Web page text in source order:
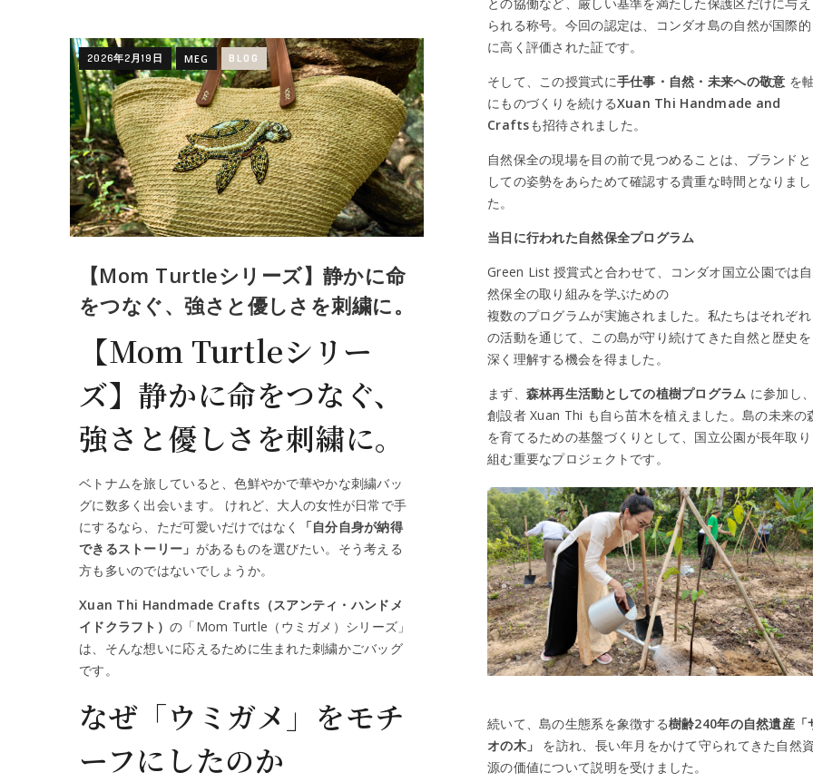
られる称号。今回の認定は、コンダオ島の自然が国際的
に高く評価された証です。
そして、この授賞式に手仕事・自然・未来への敬意 を軸
にものづくりを続けるXuan Thi Handmade and
Craftsも招待されました。
自然保全の現場を目の前で見つめることは、ブランドと
しての姿勢をあらためて確認する貴重な時間となりまし
た。
当日に行われた自然保全プログラム
Green List 授賞式と合わせて、コンダオ国立公園では自
然保全の取り組みを学ぶための
複数のプログラムが実施されました。私たちはそれぞれ
の活動を通じて、この島が守り続けてきた自然と歴史を
深く理解する機会を得ました。
まず、 森林再生活動としての植樹プログラム に参加し、
創設者 Xuan Thi も自ら苗木を植えました。島の未来の
を育てるための基盤づくりとして、国立公園が長年取り
組む重要なプロジェクトです。
続いて、島の生態系を象徴する樹齢240年の自然遺産「
オの木」
を訪れ、長い年月をかけて守られてきた自然資
源の価値について説明を受けました。
2026年2月19日 MEG BLOG
【Mom Turtleシリーズ】静かに命
をつなぐ、強さと優しさを刺繍に。
【Mom Turtleシリー
ズ】静かに命をつなぐ、
強さと優しさを刺繍に。
ベトナムを旅していると、色鮮やかで華やかな刺繍バッ
グに数多く出会います。 けれど、大人の女性が日常で手
にするなら、ただ可愛いだけではなく
「自分自身が納得
できるストーリー」 があるものを選びたい。そう考える
方も多いのではないでしょうか。
Xuan Thi Handmade Crafts（スアンティ・ハンドメ
イドクラフト） の「Mom Turtle（ウミガメ）シリーズ」
は、そんな想いに応えるために生まれた刺繍かごバッグ
です。
なぜ「ウミガメ」をモチ
ーフにしたのか